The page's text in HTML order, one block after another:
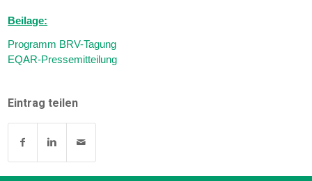
Beilage:
Programm BRV-Tagung
EQAR-Pressemitteilung
Eintrag teilen